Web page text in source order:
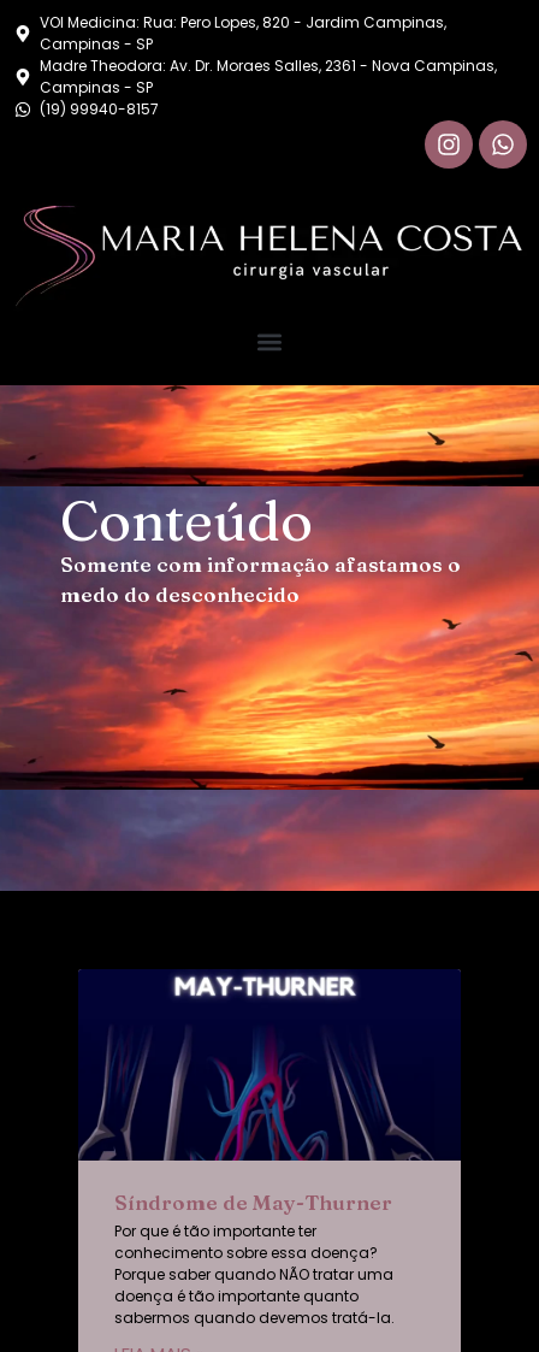
VOI Medicina: Rua: Pero Lopes, 820 - Jardim Campinas,
Campinas - SP
Madre Theodora: Av. Dr. Moraes Salles, 2361 - Nova Campinas,
Campinas - SP
(19) 99940-8157
Conteúdo
Somente com informação afastamos o
medo do desconhecido
Síndrome de May-Thurner
Por que é tão importante ter
conhecimento sobre essa doença?
Porque saber quando NÃO tratar uma
doença é tão importante quanto
sabermos quando devemos tratá-la.